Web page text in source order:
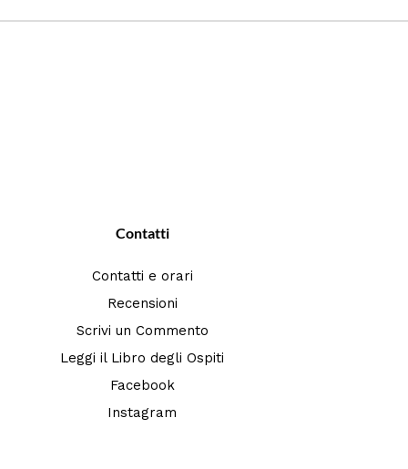
Contatti
Contatti e orari
Recensioni
Scrivi un Commento
Leggi il Libro degli Ospiti
Facebook
Instagram